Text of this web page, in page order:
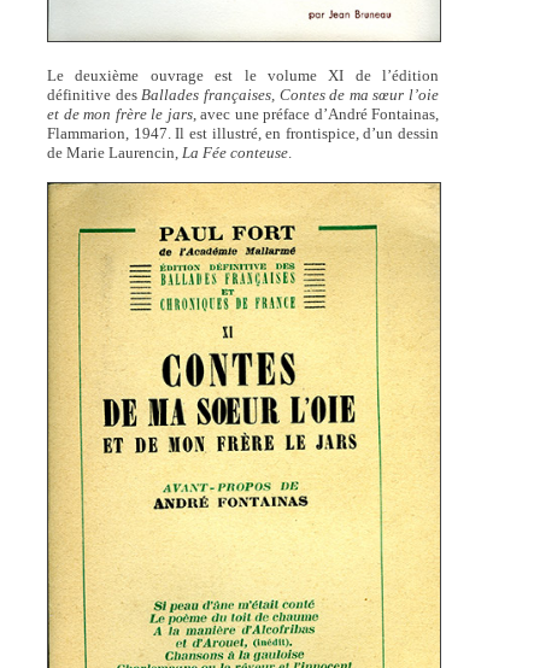
Le deuxième ouvrage est le volume XI de l’édition
définitive des Ballades françaises, Contes de ma sœur l’oie
et de mon frère le jars, avec une préface d’André Fontainas,
Flammarion, 1947. Il est illustré, en frontispice, d’un dessin
de Marie Laurencin, La Fée conteuse